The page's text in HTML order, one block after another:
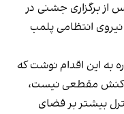
شنبه ۱۹ مهر و پس از برگزاری جشنی در
نیروی انتظامی پلمب
به این اقدام نوشت که
مقطعی نیست،
بیشتر بر فضای